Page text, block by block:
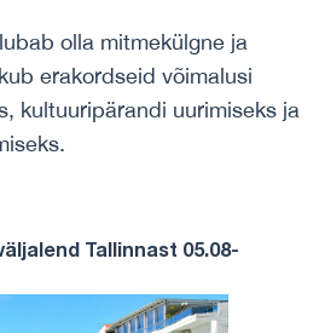
olla mitmekülgne ja
erakordseid võimalusi
kultuuripärandi uurimiseks ja
Tallinnast 05.08-